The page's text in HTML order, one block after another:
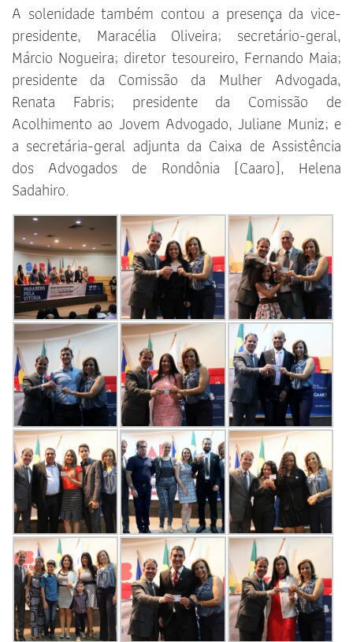
A solenidade também contou a presença da vice-
presidente, Maracélia Oliveira; secretário-geral,
Márcio Nogueira; diretor tesoureiro, Fernando Maia;
presidente da Comissão da Mulher Advogada,
Renata Fabris; presidente da Comissão de
Acolhimento ao Jovem Advogado, Juliane Muniz; e
a secretária-geral adjunta da Caixa de Assistência
dos Advogados de Rondônia (Caaro), Helena
Sadahiro.